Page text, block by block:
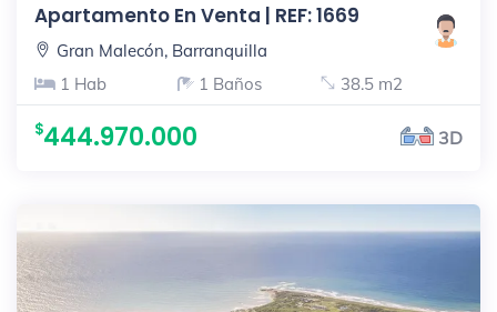
Apartamento En Venta | REF: 1669
Gran Malecón, Barranquilla
1 Hab
1 Baños 38.5 m2
444.970.000 3D